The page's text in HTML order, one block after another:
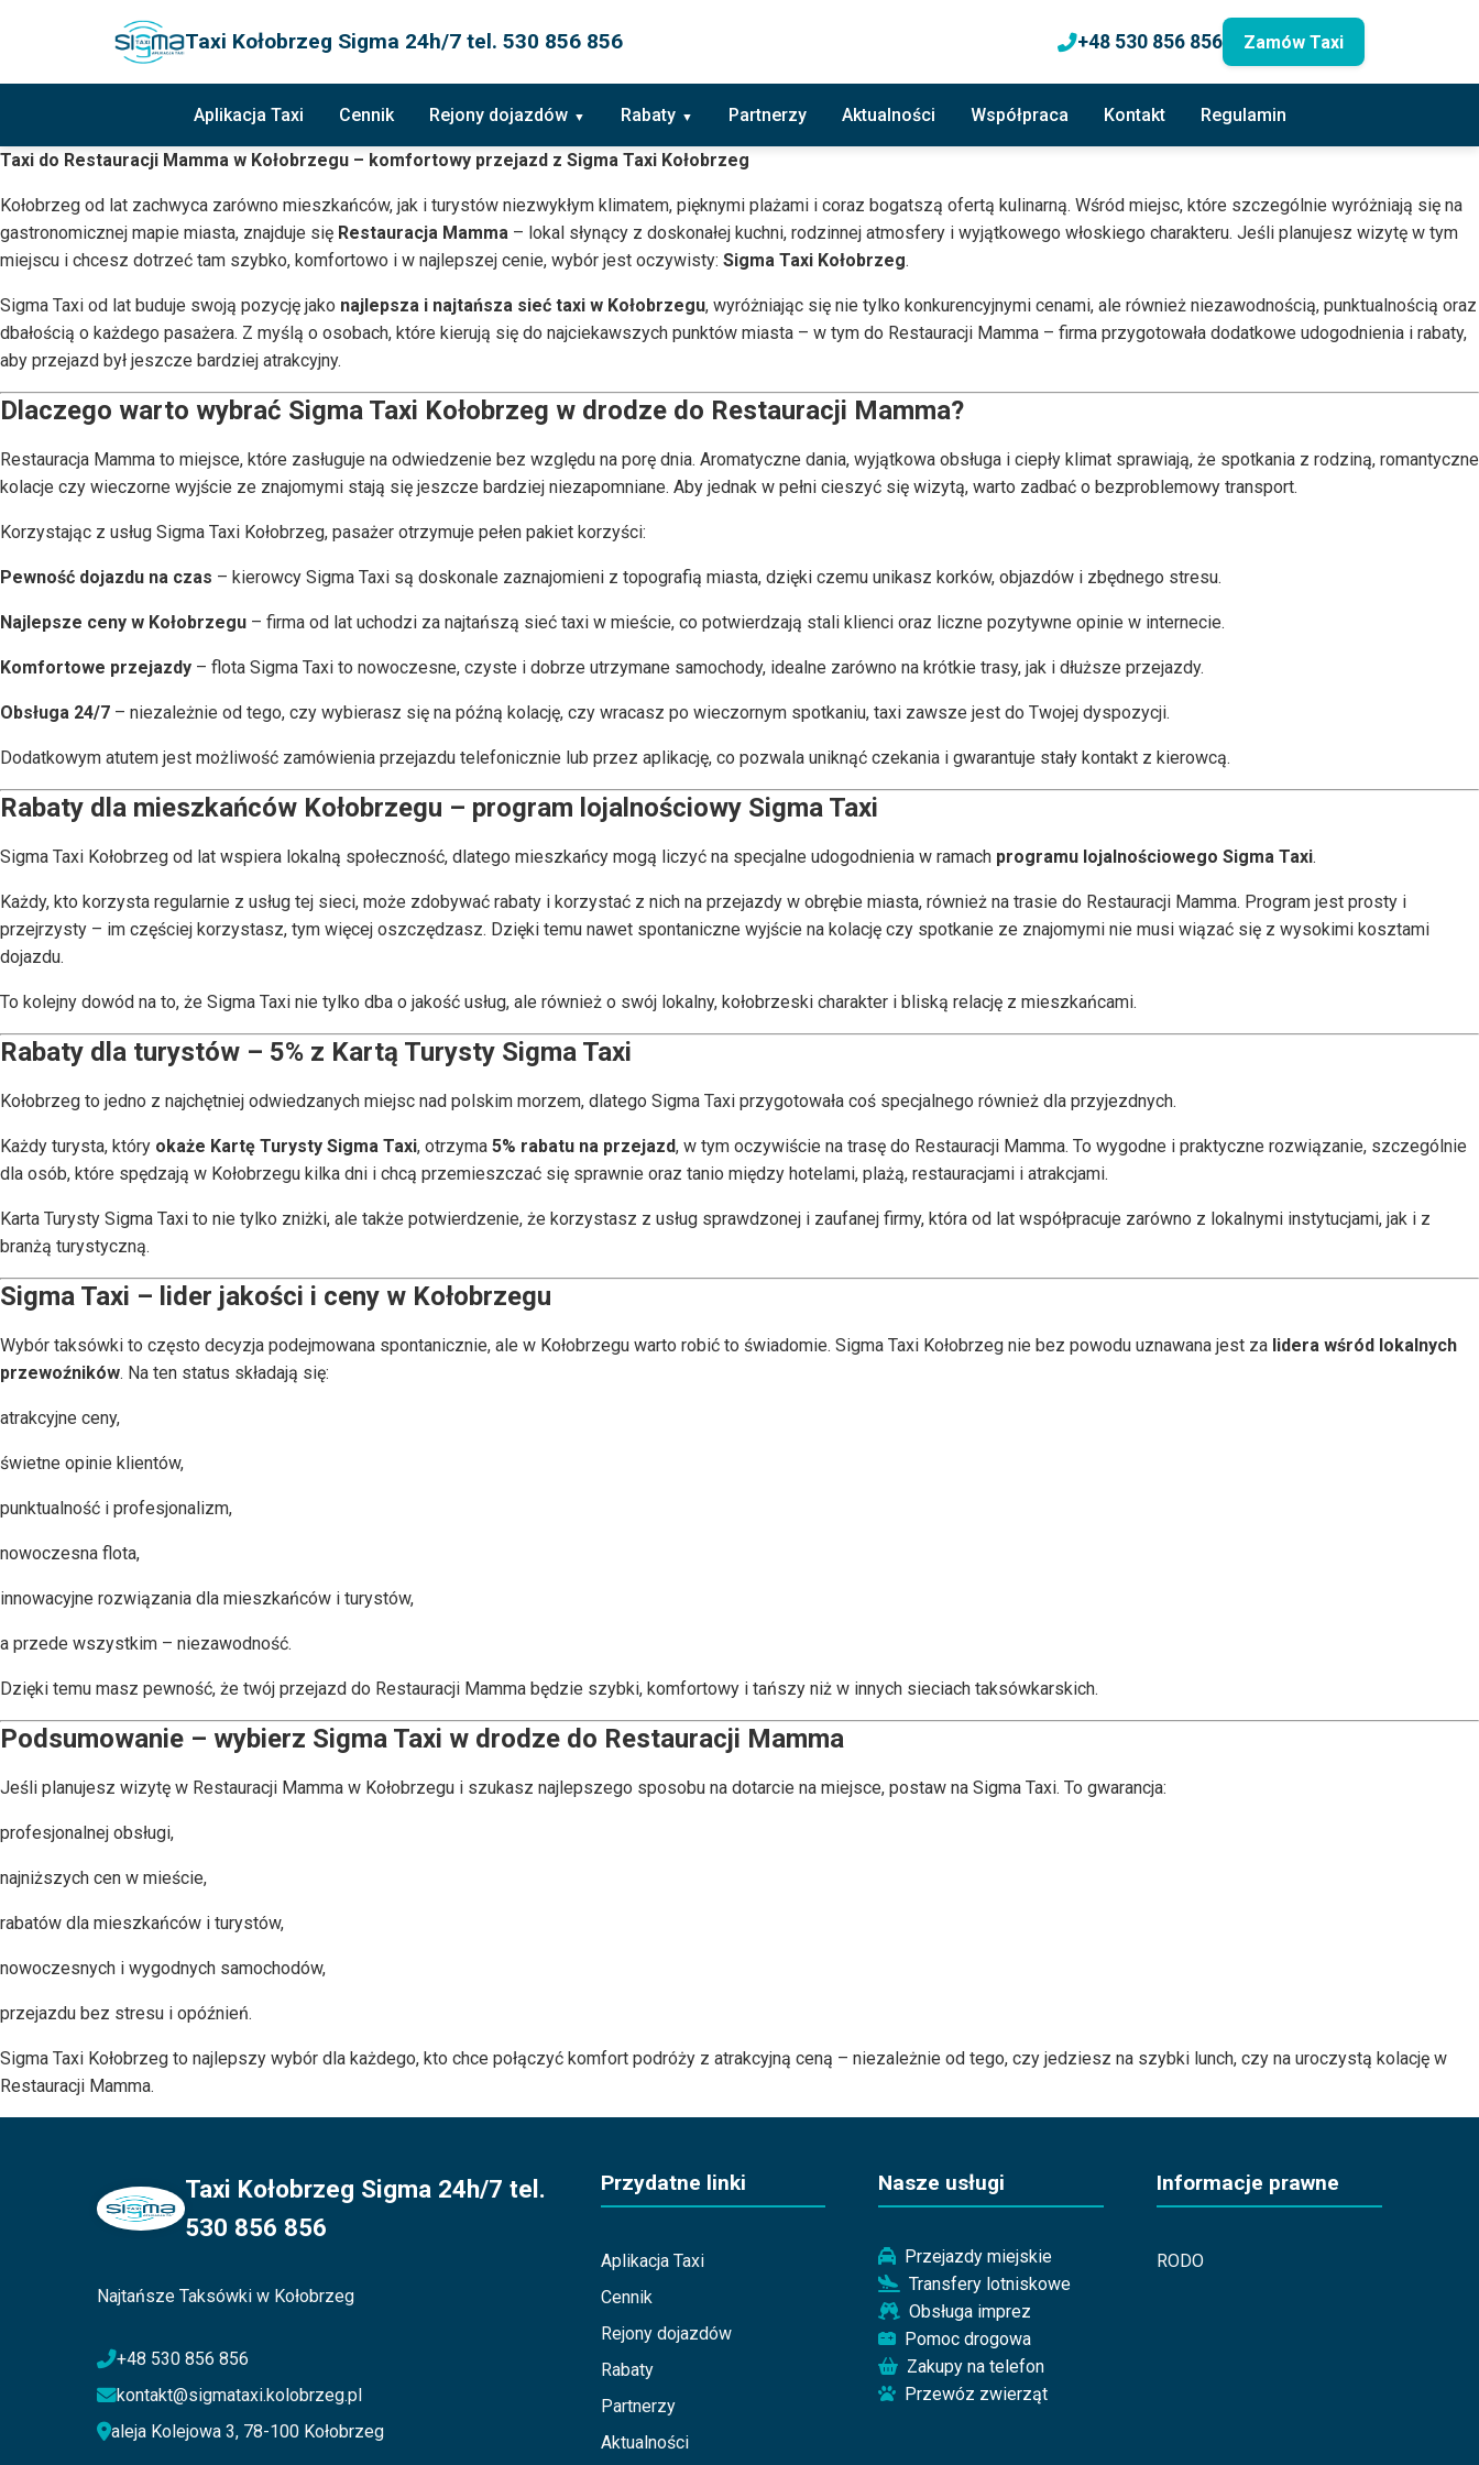
Taxi Kołobrzeg Sigma 24h/7 tel. 530 856 856 +48 530 856 856 Zamów Taxi
Aplikacja Taxi Cennik Rejony dojazdów Rabaty Partnerzy Aktualności Współpraca Kontakt Regulamin
Taxi do Restauracji Mamma w Kołobrzegu – komfortowy przejazd z Sigma Taxi Kołobrzeg
Kołobrzeg od lat zachwyca zarówno mieszkańców, jak i turystów niezwykłym klimatem, pięknymi plażami i coraz bogatszą ofertą kulinarną. Wśród miejsc, które szczególnie wyróżniają się na
gastronomicznej mapie miasta, znajduje się Restauracja Mamma – lokal słynący z doskonałej kuchni, rodzinnej atmosfery i wyjątkowego włoskiego charakteru. Jeśli planujesz wizytę w tym
miejscu i chcesz dotrzeć tam szybko, komfortowo i w najlepszej cenie, wybór jest oczywisty: Sigma Taxi Kołobrzeg.
Sigma Taxi od lat buduje swoją pozycję jako najlepsza i najtańsza sieć taxi w Kołobrzegu, wyróżniając się nie tylko konkurencyjnymi cenami, ale również niezawodnością, punktualnością oraz
dbałością o każdego pasażera. Z myślą o osobach, które kierują się do najciekawszych punktów miasta – w tym do Restauracji Mamma – firma przygotowała dodatkowe udogodnienia i rabaty,
aby przejazd był jeszcze bardziej atrakcyjny.
Dlaczego warto wybrać Sigma Taxi Kołobrzeg w drodze do Restauracji Mamma?
Restauracja Mamma to miejsce, które zasługuje na odwiedzenie bez względu na porę dnia. Aromatyczne dania, wyjątkowa obsługa i ciepły klimat sprawiają, że spotkania z rodziną, romantyczne
kolacje czy wieczorne wyjście ze znajomymi stają się jeszcze bardziej niezapomniane. Aby jednak w pełni cieszyć się wizytą, warto zadbać o bezproblemowy transport.
Korzystając z usług Sigma Taxi Kołobrzeg, pasażer otrzymuje pełen pakiet korzyści:
Pewność dojazdu na czas – kierowcy Sigma Taxi są doskonale zaznajomieni z topografią miasta, dzięki czemu unikasz korków, objazdów i zbędnego stresu.
Najlepsze ceny w Kołobrzegu – firma od lat uchodzi za najtańszą sieć taxi w mieście, co potwierdzają stali klienci oraz liczne pozytywne opinie w internecie.
Komfortowe przejazdy – flota Sigma Taxi to nowoczesne, czyste i dobrze utrzymane samochody, idealne zarówno na krótkie trasy, jak i dłuższe przejazdy.
Obsługa 24/7 – niezależnie od tego, czy wybierasz się na późną kolację, czy wracasz po wieczornym spotkaniu, taxi zawsze jest do Twojej dyspozycji.
Dodatkowym atutem jest możliwość zamówienia przejazdu telefonicznie lub przez aplikację, co pozwala uniknąć czekania i gwarantuje stały kontakt z kierowcą.
Rabaty dla mieszkańców Kołobrzegu – program lojalnościowy Sigma Taxi
Sigma Taxi Kołobrzeg od lat wspiera lokalną społeczność, dlatego mieszkańcy mogą liczyć na specjalne udogodnienia w ramach programu lojalnościowego Sigma Taxi.
Każdy, kto korzysta regularnie z usług tej sieci, może zdobywać rabaty i korzystać z nich na przejazdy w obrębie miasta, również na trasie do Restauracji Mamma. Program jest prosty i
przejrzysty – im częściej korzystasz, tym więcej oszczędzasz. Dzięki temu nawet spontaniczne wyjście na kolację czy spotkanie ze znajomymi nie musi wiązać się z wysokimi kosztami
dojazdu.
To kolejny dowód na to, że Sigma Taxi nie tylko dba o jakość usług, ale również o swój lokalny, kołobrzeski charakter i bliską relację z mieszkańcami.
Rabaty dla turystów – 5% z Kartą Turysty Sigma Taxi
Kołobrzeg to jedno z najchętniej odwiedzanych miejsc nad polskim morzem, dlatego Sigma Taxi przygotowała coś specjalnego również dla przyjezdnych.
Każdy turysta, który okaże Kartę Turysty Sigma Taxi, otrzyma 5% rabatu na przejazd, w tym oczywiście na trasę do Restauracji Mamma. To wygodne i praktyczne rozwiązanie, szczególnie
dla osób, które spędzają w Kołobrzegu kilka dni i chcą przemieszczać się sprawnie oraz tanio między hotelami, plażą, restauracjami i atrakcjami.
Karta Turysty Sigma Taxi to nie tylko zniżki, ale także potwierdzenie, że korzystasz z usług sprawdzonej i zaufanej firmy, która od lat współpracuje zarówno z lokalnymi instytucjami, jak i z
branżą turystyczną.
Sigma Taxi – lider jakości i ceny w Kołobrzegu
Wybór taksówki to często decyzja podejmowana spontanicznie, ale w Kołobrzegu warto robić to świadomie. Sigma Taxi Kołobrzeg nie bez powodu uznawana jest za lidera wśród lokalnych
przewoźników. Na ten status składają się:
atrakcyjne ceny,
świetne opinie klientów,
punktualność i profesjonalizm,
nowoczesna flota,
innowacyjne rozwiązania dla mieszkańców i turystów,
a przede wszystkim – niezawodność.
Dzięki temu masz pewność, że twój przejazd do Restauracji Mamma będzie szybki, komfortowy i tańszy niż w innych sieciach taksówkarskich.
Podsumowanie – wybierz Sigma Taxi w drodze do Restauracji Mamma
Jeśli planujesz wizytę w Restauracji Mamma w Kołobrzegu i szukasz najlepszego sposobu na dotarcie na miejsce, postaw na Sigma Taxi. To gwarancja:
profesjonalnej obsługi,
najniższych cen w mieście,
rabatów dla mieszkańców i turystów,
nowoczesnych i wygodnych samochodów,
przejazdu bez stresu i opóźnień.
Sigma Taxi Kołobrzeg to najlepszy wybór dla każdego, kto chce połączyć komfort podróży z atrakcyjną ceną – niezależnie od tego, czy jedziesz na szybki lunch, czy na uroczystą kolację w
Restauracji Mamma.
Taxi Kołobrzeg Sigma 24h/7 tel.
530 856 856
Najtańsze Taksówki w Kołobrzeg
+48 530 856 856
kontakt@sigmataxi.kolobrzeg.pl
aleja Kolejowa 3, 78-100 Kołobrzeg
Przydatne linki
Aplikacja Taxi
Cennik
Rejony dojazdów
Rabaty
Partnerzy
Aktualności
Nasze usługi
Przejazdy miejskie
Transfery lotniskowe
Obsługa imprez
Pomoc drogowa
Zakupy na telefon
Przewóz zwierząt
Informacje prawne
RODO